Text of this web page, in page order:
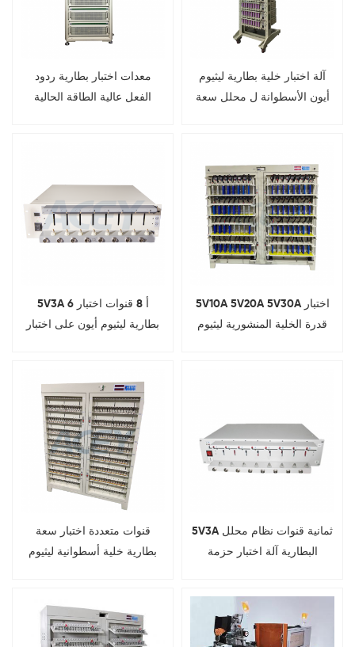
معدات اختبار بطارية ردود
الفعل عالية الطاقة الحالية
آلة اختبار خلية بطارية ليثيوم
أيون الأسطوانة ل محلل سعة
5V3A 6 أ 8 قنوات اختبار
بطارية ليثيوم أيون على اختبار
5V10A 5V20A 5V30A اختبار
قدرة الخلية المنشورية ليثيوم
قنوات متعددة اختبار سعة
بطارية خلية أسطوانية ليثيوم
5V3A ثمانية قنوات نظام محلل
البطارية آلة اختبار حزمة